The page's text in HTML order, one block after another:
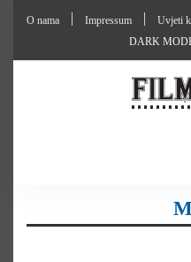
O nama Impressum Uvjeti
DARK